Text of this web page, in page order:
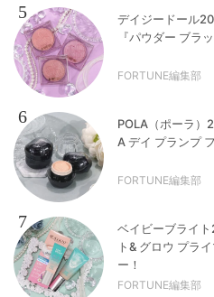
5
デイジードール
『パウダー ブラ
FORTUNE編集部
6
POLA（ポーラ）
A デイ プランプ
FORTUNE編集部
7
ベイビーブライ
ト& グロウ プラ
ー！
FORTUNE編集部